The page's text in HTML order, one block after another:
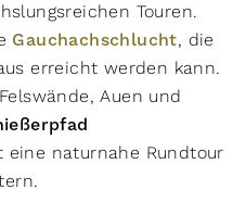
Touren.
Gauchachschlucht, die
erreicht werden kann.
Auen und
eine naturnahe Rundtour